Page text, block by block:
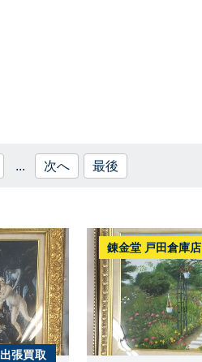
... 次へ 最後
出張買取
錬金堂 戸田倉庫店